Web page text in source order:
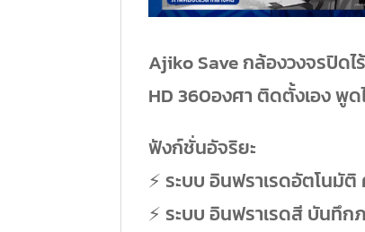
Ajiko Save กล้องวงจรปิด
HD 360องศา ติดตั้งเอง พูด
ฟังก์ชั่นอัจริยะ
⚡️ ระบบ อินฟราเรดอัตโนมั
⚡️ ระบบ อินฟราเรดสี บันทึ